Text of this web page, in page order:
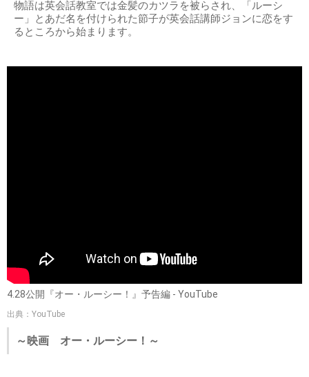
物語は英会話教室では金髪のカツラを被らされ、「ルーシ
ー」とあだ名を付けられた節子が英会話講師ジョンに恋をす
るところから始まります。
4.28公開『オー・ルーシー！』予告編 - YouTube
出典：YouTube
～映画 オー・ルーシー！～